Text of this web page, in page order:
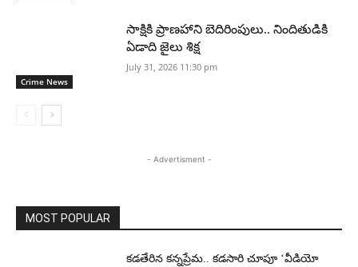
Crime News
సాక్షికి ప్రాణహాని బెదిరింపులు.. నిందితుడికి
ఏడాది జైలు శిక్ష
July 31, 2026 11:30 pm
- Advertisment -
MOST POPULAR
కడతేరిన కన్నప్రేమ.. కడసారి చూపూ ‘వీడియో